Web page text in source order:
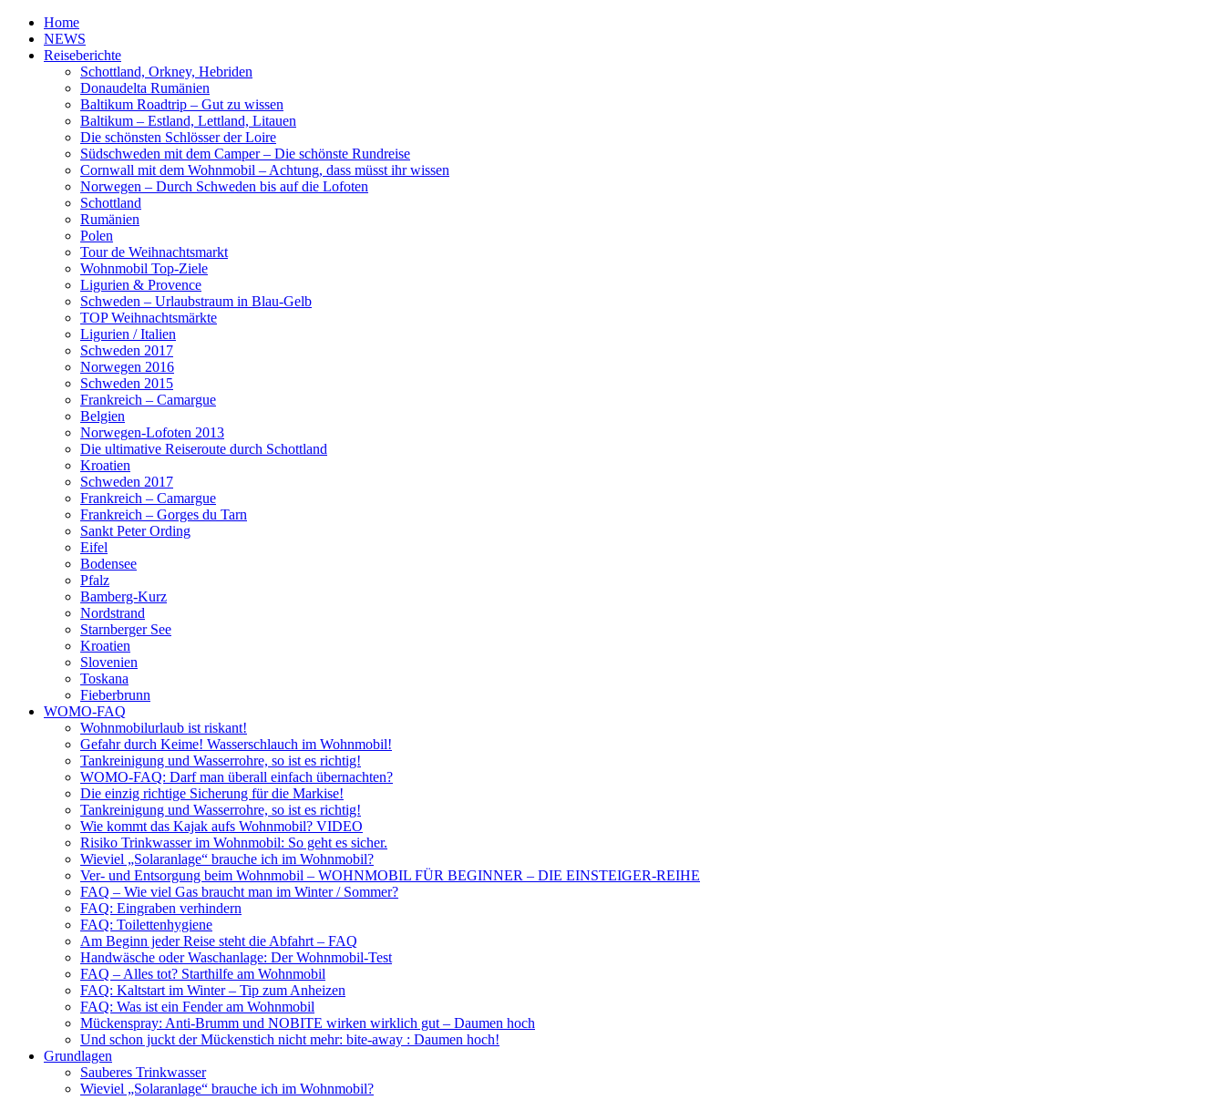
Home
NEWS
Reiseberichte
Schottland, Orkney, Hebriden
Donaudelta Rumänien
Baltikum Roadtrip – Gut zu wissen
Baltikum – Estland, Lettland, Litauen
Die schönsten Schlösser der Loire
Südschweden mit dem Camper – Die schönste Rundreise
Cornwall mit dem Wohnmobil – Achtung, dass müsst ihr wissen
Norwegen – Durch Schweden bis auf die Lofoten
Schottland
Rumänien
Polen
Tour de Weihnachtsmarkt
Wohnmobil Top-Ziele
Ligurien & Provence
Schweden – Urlaubstraum in Blau-Gelb
TOP Weihnachtsmärkte
Ligurien / Italien
Schweden 2017
Norwegen 2016
Schweden 2015
Frankreich – Camargue
Belgien
Norwegen-Lofoten 2013
Die ultimative Reiseroute durch Schottland
Kroatien
Schweden 2017
Frankreich – Camargue
Frankreich – Gorges du Tarn
Sankt Peter Ording
Eifel
Bodensee
Pfalz
Bamberg-Kurz
Nordstrand
Starnberger See
Kroatien
Slovenien
Toskana
Fieberbrunn
WOMO-FAQ
Wohnmobilurlaub ist riskant!
Gefahr durch Keime! Wasserschlauch im Wohnmobil!
Tankreinigung und Wasserrohre, so ist es richtig!
WOMO-FAQ: Darf man überall einfach übernachten?
Die einzig richtige Sicherung für die Markise!
Tankreinigung und Wasserrohre, so ist es richtig!
Wie kommt das Kajak aufs Wohnmobil? VIDEO
Risiko Trinkwasser im Wohnmobil: So geht es sicher.
Wieviel „Solaranlage“ brauche ich im Wohnmobil?
Ver- und Entsorgung beim Wohnmobil – WOHNMOBIL FÜR BEGINNER – DIE EINSTEIGER-REIHE
FAQ – Wie viel Gas braucht man im Winter / Sommer?
FAQ: Eingraben verhindern
FAQ: Toilettenhygiene
Am Beginn jeder Reise steht die Abfahrt – FAQ
Handwäsche oder Waschanlage: Der Wohnmobil-Test
FAQ – Alles tot? Starthilfe am Wohnmobil
FAQ: Kaltstart im Winter – Tip zum Anheizen
FAQ: Was ist ein Fender am Wohnmobil
Mückenspray: Anti-Brumm und NOBITE wirken wirklich gut – Daumen hoch
Und schon juckt der Mückenstich nicht mehr: bite-away : Daumen hoch!
Grundlagen
Sauberes Trinkwasser
Wieviel „Solaranlage“ brauche ich im Wohnmobil?